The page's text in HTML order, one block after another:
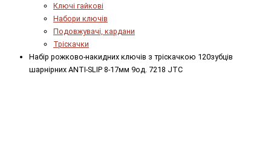
Ключі гайкові
Набори ключів
Подовжувачі, кардани
Тріскачки
Набір рожково-накидних ключів з тріскачкою 120зубців
шарнірних ANTI-SLIP 8-17мм 9од. 7218 JTC